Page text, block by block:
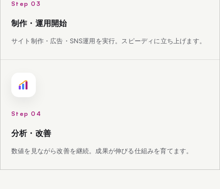
Step 03
制作・運用開始
サイト制作・広告・SNS運用を実行。スピーディに立ち上げます。
Step 04
分析・改善
数値を見ながら改善を継続。成果が伸びる仕組みを育てます。